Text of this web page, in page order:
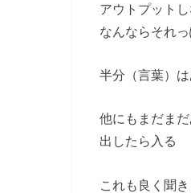
アウトプット
なんならそれ
半分（言葉）
他にもまだま
出したら入る
これも良く聞